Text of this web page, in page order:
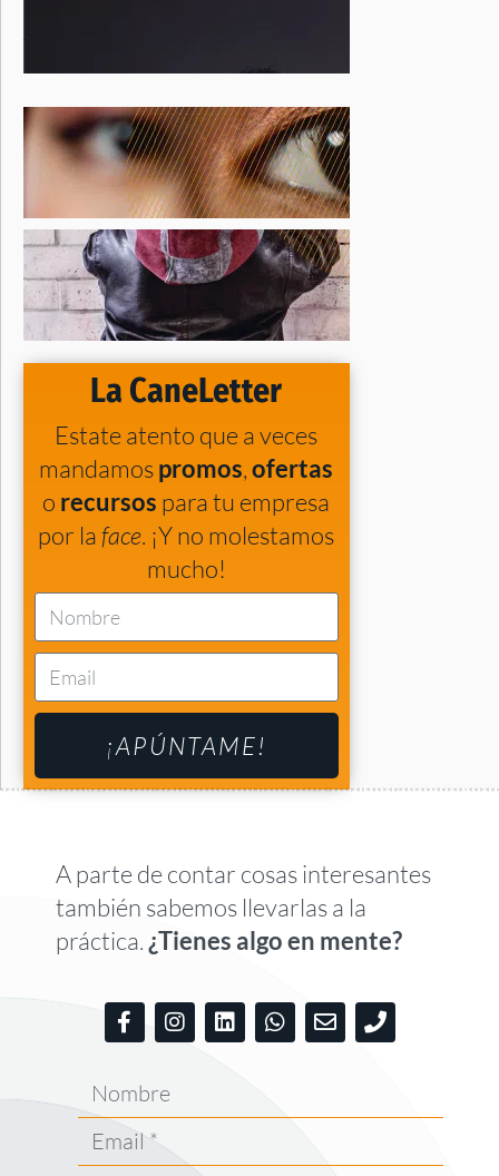
La CaneLetter
Estate atento que a veces
mandamospromos,ofertas
o recursos para tu empresa
por laface. ¡Y no molestamos
mucho!
¡APÚNTAME!
A parte de contar cosas interesantes
también sabemos llevarlas a la
práctica.¿Tienes algo en mente?